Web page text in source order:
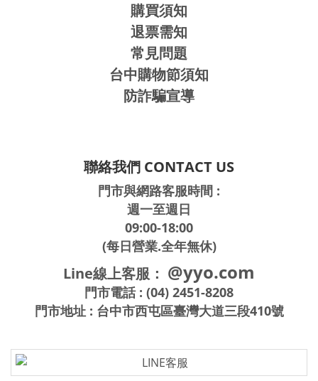
購買須知
退票需知
常見問題
台中購物節須知
防詐騙宣導
聯絡我們 CONTACT US
門市與網路客服時間 :
週一至週日
09:00-18:00
(每日營業.全年無休)
Line線上客服： @yyo.com
門市電話 : (04) 2451-8208
門市地址 : 台中市西屯區臺灣大道三段410號